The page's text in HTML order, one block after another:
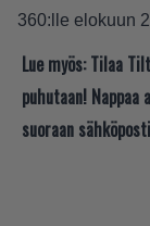
360:lle elokuun
Lue myös: Tilaa
puhutaan!
suoraan